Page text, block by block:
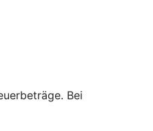
Bei